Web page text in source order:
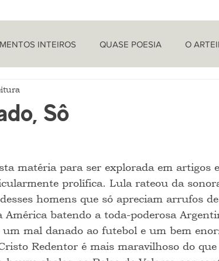
INTEIROS QUASE POESIA O
FILOSÓFICAS
Sô
matéria para ser explorada em artigos e
prolífica. Lula rateou da
homens que só apreciam arrufos de
América batendo a toda-poderosa
mal danado ao futebol e um bem
Redentor é mais maravilhoso do que